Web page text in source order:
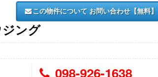
この物件について お問い合わせ【無料】
ング
098-926-1638